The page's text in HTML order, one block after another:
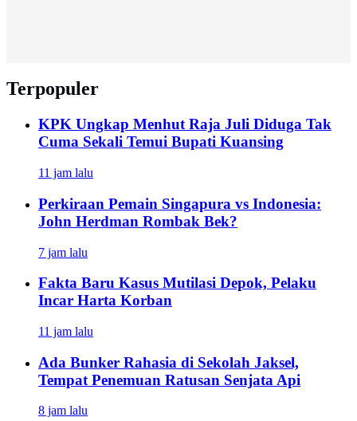
Terpopuler
KPK Ungkap Menhut Raja Juli Diduga Tak
Cuma Sekali Temui Bupati Kuansing
11 jam lalu
Perkiraan Pemain Singapura vs Indonesia:
John Herdman Rombak Bek?
7 jam lalu
Fakta Baru Kasus Mutilasi Depok, Pelaku
Incar Harta Korban
11 jam lalu
Ada Bunker Rahasia di Sekolah Jaksel,
Tempat Penemuan Ratusan Senjata Api
8 jam lalu